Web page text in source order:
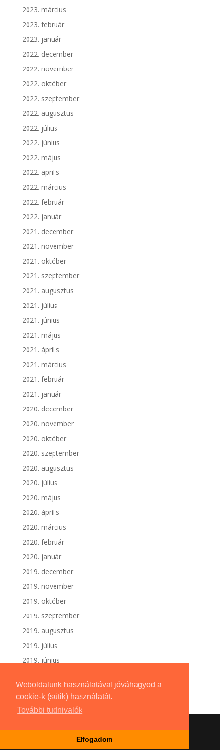
Weboldalunk használatával jóváhagyod a
cookie-k (sütik) használatát.
További tudnivalók
Elfogadom
2023. március
2023. február
2023. január
2022. december
2022. november
2022. október
2022. szeptember
2022. augusztus
2022. július
2022. június
2022. május
2022. április
2022. március
2022. február
2022. január
2021. december
2021. november
2021. október
2021. szeptember
2021. augusztus
2021. július
2021. június
2021. május
2021. április
2021. március
2021. február
2021. január
2020. december
2020. november
2020. október
2020. szeptember
2020. augusztus
2020. július
2020. május
2020. április
2020. március
2020. február
2020. január
2019. december
2019. november
2019. október
2019. szeptember
2019. augusztus
2019. július
2019. június
Elegant Themes